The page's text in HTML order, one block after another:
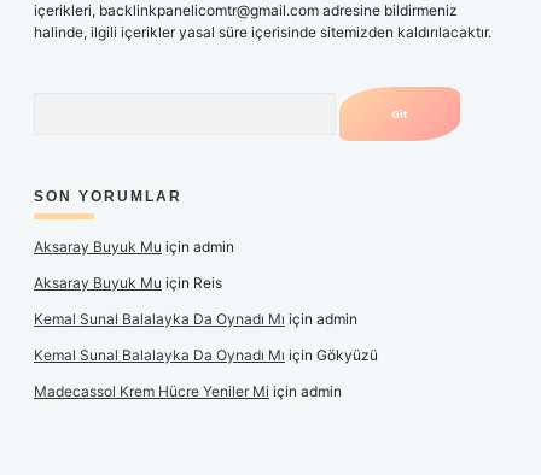
içerikleri, backlinkpanelicomtr@gmail.com adresine bildirmeniz
halinde, ilgili içerikler yasal süre içerisinde sitemizden kaldırılacaktır.
SON YORUMLAR
Aksaray Buyuk Mu için admin
Aksaray Buyuk Mu için Reis
Kemal Sunal Balalayka Da Oynadı Mı için admin
Kemal Sunal Balalayka Da Oynadı Mı için Gökyüzü
Madecassol Krem Hücre Yeniler Mi için admin